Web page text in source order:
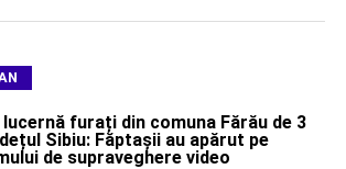
furați din comuna Fărău de 3
Sibiu: Făptașii au apărut pe
de supraveghere video